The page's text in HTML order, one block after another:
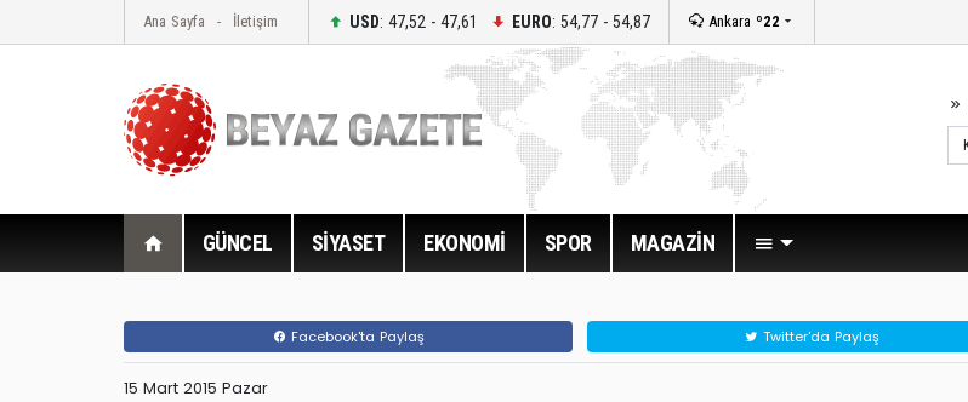
Ana Sayfa İletişim USD: 47,52 - 47,61 EURO: 54,77 - 54,87 Ankara º22
GÜNCEL SİYASET EKONOMİ SPOR MAGAZİN
Facebook'ta Paylaş Twitter'da Paylaş
15 Mart 2015 Pazar